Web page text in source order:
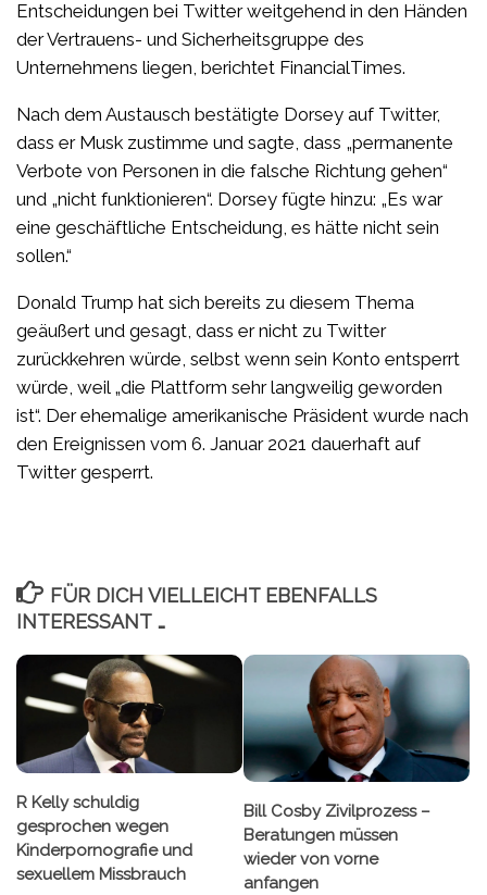
Entscheidungen bei Twitter weitgehend in den Händen
der Vertrauens- und Sicherheitsgruppe des
Unternehmens liegen, berichtet FinancialTimes.
Nach dem Austausch bestätigte Dorsey auf Twitter,
dass er Musk zustimme und sagte, dass „permanente
Verbote von Personen in die falsche Richtung gehen“
und „nicht funktionieren“. Dorsey fügte hinzu: „Es war
eine geschäftliche Entscheidung, es hätte nicht sein
sollen.“
Donald Trump hat sich bereits zu diesem Thema
geäußert und gesagt, dass er nicht zu Twitter
zurückkehren würde, selbst wenn sein Konto entsperrt
würde, weil „die Plattform sehr langweilig geworden
ist“. Der ehemalige amerikanische Präsident wurde nach
den Ereignissen vom 6. Januar 2021 dauerhaft auf
Twitter gesperrt.
FÜR DICH VIELLEICHT EBENFALLS
INTERESSANT …
R Kelly schuldig
gesprochen wegen
Kinderpornografie und
sexuellem Missbrauch
Bill Cosby Zivilprozess –
Beratungen müssen
wieder von vorne
anfangen